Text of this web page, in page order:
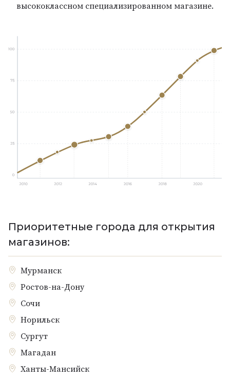
высококлассном специализированном магазине.
Приоритетные города для открытия
магазинов:
Мурманск
Ростов-на-Дону
Сочи
Норильск
Сургут
Магадан
Ханты-Мансийск